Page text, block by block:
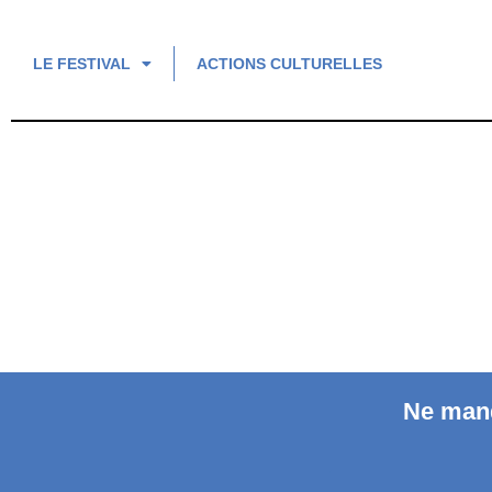
LE FESTIVAL ACTIONS CULTURELLES
Ne